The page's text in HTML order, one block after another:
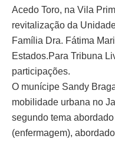
Acedo Toro, na Vila
revitalização da
Família Dra. Fátima
Estados.Para Tribuna
participações.
O munícipe Sandy
mobilidade urbana no
segundo tema
(enfermagem),